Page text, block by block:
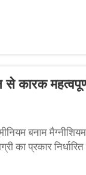
से कारक
बनाम
का प्रकार